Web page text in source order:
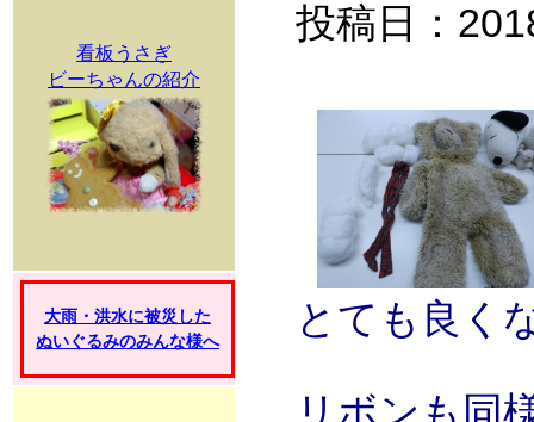
看板うさぎ
ビーちゃんの紹介
大雨・洪水に被災した
ぬいぐるみのみんな様へ
投稿日：
とても良く
リボンも同